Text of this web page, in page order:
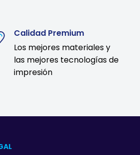
Calidad Premium
Los mejores materiales y
las mejores tecnologías de
impresión